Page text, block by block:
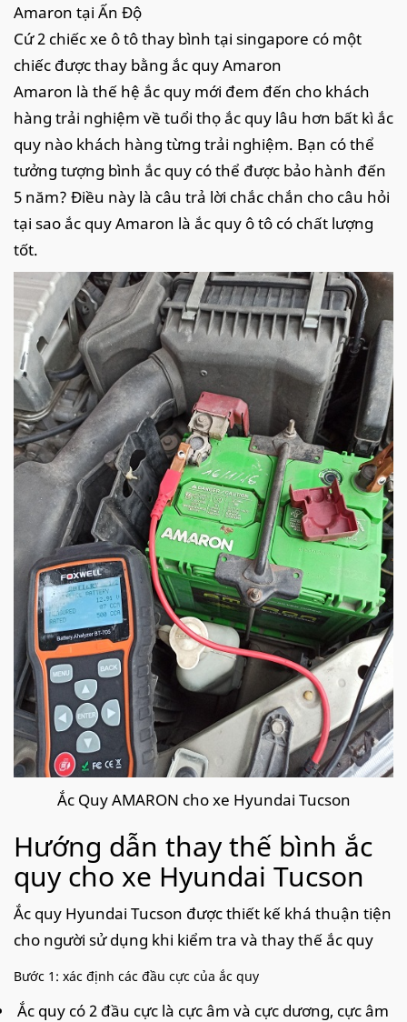
Amaron tại Ấn Độ
Cứ 2 chiếc xe ô tô thay bình tại singapore có một
chiếc được thay bằng ắc quy Amaron
Amaron là thế hệ ắc quy mới đem đến cho khách
hàng trải nghiệm về tuổi thọ ắc quy lâu hơn bất kì ắc
quy nào khách hàng từng trải nghiệm. Bạn có thể
tưởng tượng bình ắc quy có thể được bảo hành đến
5 năm? Điều này là câu trả lời chắc chắn cho câu hỏi
tại sao ắc quy Amaron là ắc quy ô tô có chất lượng
tốt.
Ắc Quy AMARON cho xe Hyundai Tucson
Hướng dẫn thay thế bình ắc
quy cho xe Hyundai Tucson
Ắc quy Hyundai Tucson được thiết kế khá thuận tiện
cho người sử dụng khi kiểm tra và thay thế ắc quy
Bước 1: xác định các đầu cực của ắc quy
Ắc quy có 2 đầu cực là cực âm và cực dương, cực âm